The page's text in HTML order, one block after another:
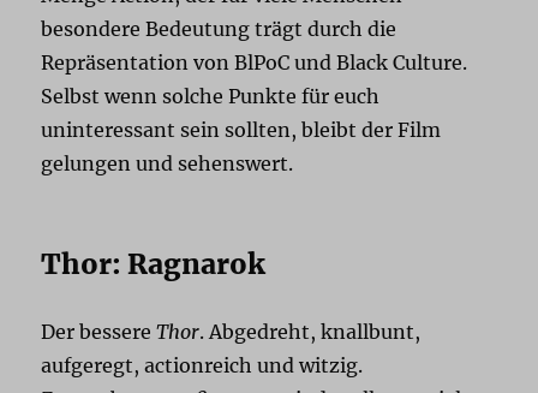
besondere Bedeutung trägt durch die
Repräsentation von BlPoC und Black Culture.
Selbst wenn solche Punkte für euch
uninteressant sein sollten, bleibt der Film
gelungen und sehenswert.
Thor: Ragnarok
Der bessereThor. Abgedreht, knallbunt,
aufgeregt, actionreich und witzig.